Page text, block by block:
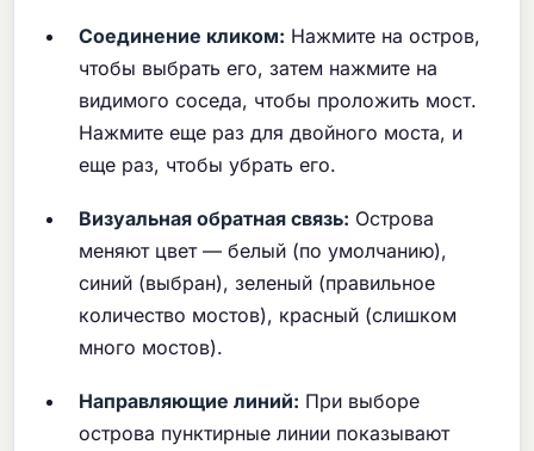
Соединение кликом: Нажмите на остров,
чтобы выбрать его, затем нажмите на
видимого соседа, чтобы проложить мост.
Нажмите еще раз для двойного моста, и
еще раз, чтобы убрать его.
Визуальная обратная связь: Острова
меняют цвет — белый (по умолчанию),
синий (выбран), зеленый (правильное
количество мостов), красный (слишком
много мостов).
Направляющие линий: При выборе
острова пунктирные линии показывают